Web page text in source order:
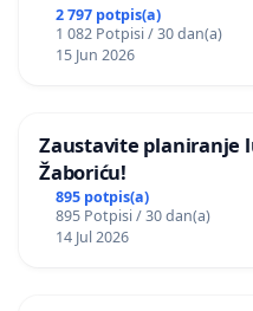
2 797 potpis(a)
1 082 Potpisi / 30 dan(a)
15 Jun 2026
Zaustavite planiranje
Žaboriću!
895 potpis(a)
895 Potpisi / 30 dan(a)
14 Jul 2026